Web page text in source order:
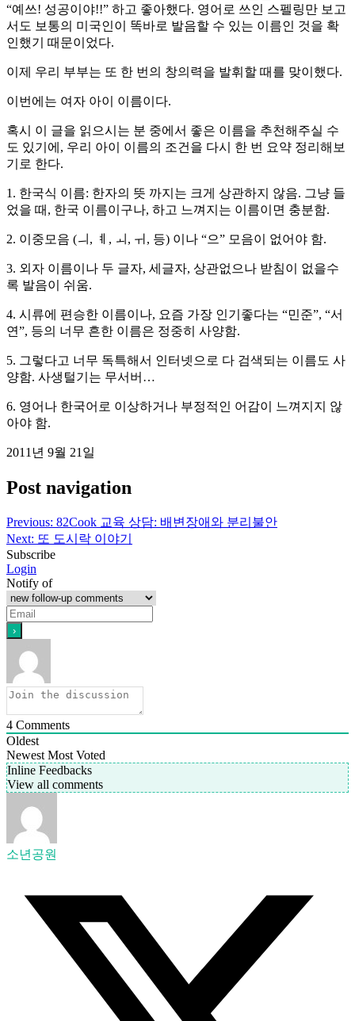
“예쓰! 성공이야!!” 하고 좋아했다. 영어로 쓰인 스펠링만 보고
서도 보통의 미국인이 똑바로 발음할 수 있는 이름인 것을 확
인했기 때문이었다.
이제 우리 부부는 또 한 번의 창의력을 발휘할 때를 맞이했다.
이번에는 여자 아이 이름이다.
혹시 이 글을 읽으시는 분 중에서 좋은 이름을 추천해주실 수
도 있기에, 우리 아이 이름의 조건을 다시 한 번 요약 정리해보
기로 한다.
1. 한국식 이름: 한자의 뜻 까지는 크게 상관하지 않음. 그냥 들
었을 때, 한국 이름이구나, 하고 느껴지는 이름이면 충분함.
2. 이중모음 (ㅢ, ㅖ, ㅚ, ㅟ, 등) 이나 “으” 모음이 없어야 함.
3. 외자 이름이나 두 글자, 세글자, 상관없으나 받침이 없을수
록 발음이 쉬움.
4. 시류에 편승한 이름이나, 요즘 가장 인기좋다는 “민준”, “서
연”, 등의 너무 흔한 이름은 정중히 사양함.
5. 그렇다고 너무 독특해서 인터넷으로 다 검색되는 이름도 사
양함. 사생털기는 무서버…
6. 영어나 한국어로 이상하거나 부정적인 어감이 느껴지지 않
아야 함.
2011년 9월 21일
Post navigation
Previous: 82Cook 교육 상담: 배변장애와 분리불안
Next: 또 도시락 이야기
Subscribe
Login
Notify of
4 Comments
Oldest
Newest Most Voted
Inline Feedbacks
View all comments
소년공원